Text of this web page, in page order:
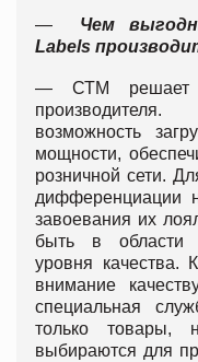
— Чем
Labels
— СТМ решает
возможность
мощности,
розничной сети.
дифференциации
завоевания их
быть в области
уровня качества.
внимание
специальная
только товары,
выбираются для